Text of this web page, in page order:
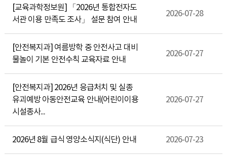
[교육과학정보원] 「2026년 통합전자도
서관 이용 만족도 조사」 설문 참여 안내
2026-07-28
[안전복지과] 여름방학 중 안전사고 대비
물놀이 기본 안전수칙 교육자료 안내
2026-07-27
[안전복지과] 2026년 응급처치 및 실종
유괴예방 아동안전교육 안내(어린이이용
시설종사...
2026-07-27
2026년 8월 급식 영양소식지(식단) 안내 2026-07-23